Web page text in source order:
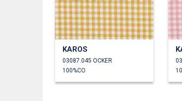
KAROS
03087.045 OCKER
100%CO